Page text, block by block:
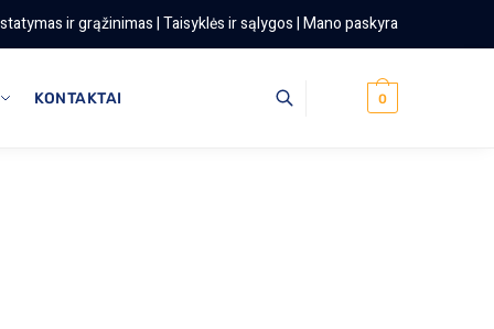
ir grąžinimas|Taisyklės ir sąlygos|Mano paskyra
KONTAKTAI 0